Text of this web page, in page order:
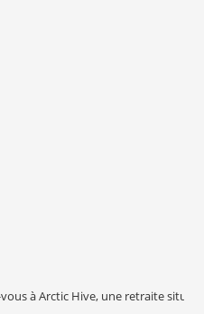
à Arctic Hive, une retraite